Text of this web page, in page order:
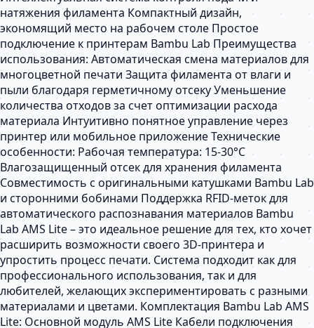
натяжения филамента Компактный дизайн,
экономящий место на рабочем столе Простое
подключение к принтерам Bambu Lab Преимущества
использования: Автоматическая смена материалов для
многоцветной печати Защита филамента от влаги и
пыли благодаря герметичному отсеку Уменьшение
количества отходов за счет оптимизации расхода
материала Интуитивно понятное управление через
принтер или мобильное приложение Технические
особенности: Рабочая температура: 15-30°C
Влагозащищенный отсек для хранения филамента
Совместимость с оригинальными катушками Bambu Lab
и сторонними бобинами Поддержка RFID-меток для
автоматического распознавания материалов Bambu
Lab AMS Lite – это идеальное решение для тех, кто хочет
расширить возможности своего 3D-принтера и
упростить процесс печати. Система подходит как для
профессионального использования, так и для
любителей, желающих экспериментировать с разными
материалами и цветами. Комплектация Bambu Lab AMS
Lite: Основной модуль AMS Lite Кабели подключения